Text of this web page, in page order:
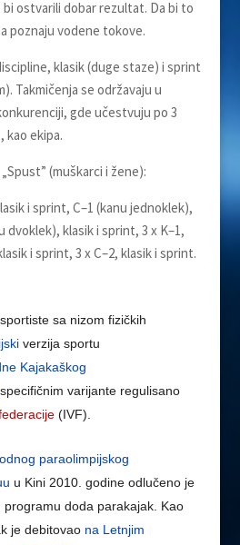
ostvarili dobar rezultat. Da bi to
poznaju vodene tokove.
klasik (duge staze) i sprint
Takmičenja se održavaju u
gde učestvuju po 3
kao ekipa.
(muškarci i žene):
i sprint, C–1 (kanu jednoklek),
dvoklek), klasik i sprint, 3 x K–1,
i sprint, 3 x C–2, klasik i sprint.
sa nizom fizičkih
verzija sportu
Kajakaškog
specifičnim varijante regulisano
(IVF).
paraolimpijskog
u Kini 2010. godine odlučeno je
doda parakajak. Kao
je debitovao na Letnjim